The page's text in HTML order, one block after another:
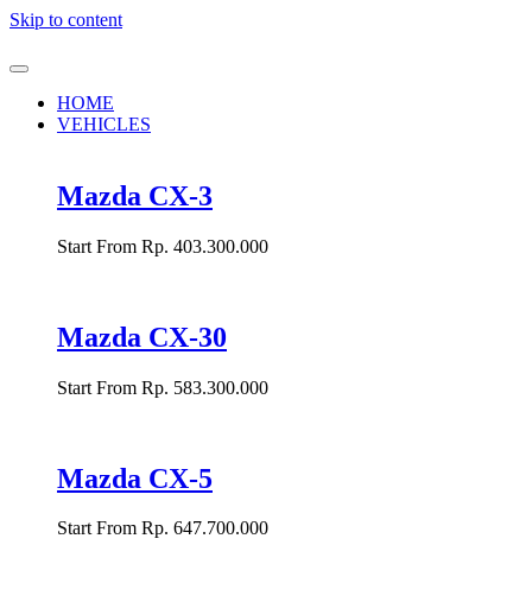
Skip to content
HOME
VEHICLES
Mazda CX-3
Start From Rp. 403.300.000
Mazda CX-30
Start From Rp. 583.300.000
Mazda CX-5
Start From Rp. 647.700.000